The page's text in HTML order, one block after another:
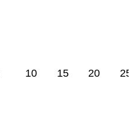
10 15 20 25